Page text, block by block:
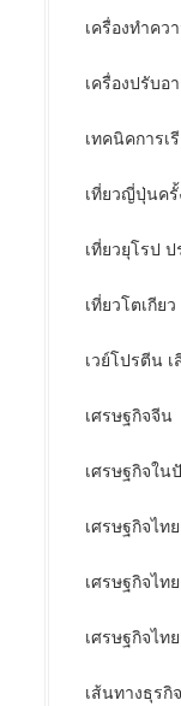
เครื่องทำคว
เครื่องปรับอ
เทคนิคการเ
เที่ยวญี่ปุ่นครั้
เที่ยวยุโรป
เที่ยวโตเกียว
เวย์โปรตีน
เศรษฐกิจจีน
เศรษฐกิจใน
เศรษฐกิจไทย
เศรษฐกิจไ
เศรษฐกิจไท
เส้นทางธุรกิ